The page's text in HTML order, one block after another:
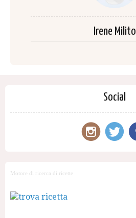
Irene Milito
Social
Motore di ricerca di ricette